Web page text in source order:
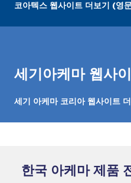
코아텍스 웹사이트 더보기 (영
세기아케마 웹사
세기 아케마 코리아 웹사이트 더
한국 아케마 제품